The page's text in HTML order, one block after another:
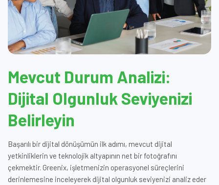
Mevcut Durum Analizi:
Dijital Olgunluk Seviyenizi
Belirleyin
Başarılı bir dijital dönüşümün ilk adımı, mevcut dijital
yetkinliklerin ve teknolojik altyapının net bir fotoğrafını
çekmektir. Greenix, işletmenizin operasyonel süreçlerini
derinlemesine inceleyerek dijital olgunluk seviyenizi analiz eder